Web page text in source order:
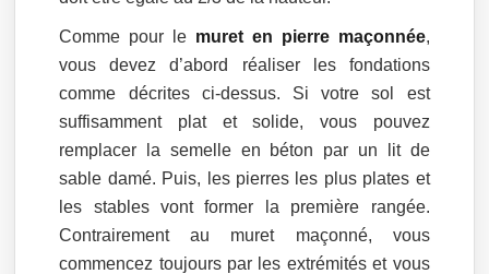
Comme pour le muret en pierre maçonnée,
vous devez d’abord réaliser les fondations
comme décrites ci-dessus. Si votre sol est
suffisamment plat et solide, vous pouvez
remplacer la semelle en béton par un lit de
sable damé. Puis, les pierres les plus plates et
les stables vont former la première rangée.
Contrairement au muret maçonné, vous
commencez toujours par les extrémités et vous